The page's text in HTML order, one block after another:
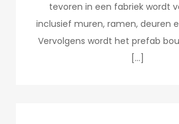
tevoren in een fabriek wordt
inclusief muren, ramen, deuren
Vervolgens wordt het prefab
[…]